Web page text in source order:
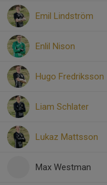
Emil Lindström
Enlil Nison
Hugo Fredriksson
Liam Schlater
Lukaz Mattsson
Max Westman